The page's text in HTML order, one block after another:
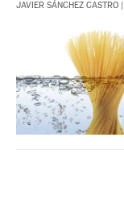
JAVIER SÁNCHEZ CASTRO |